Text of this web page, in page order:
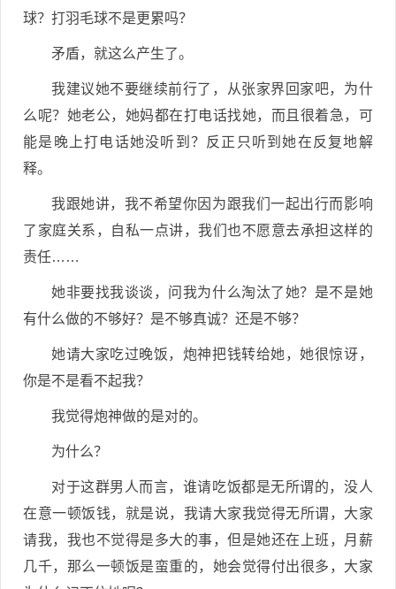
球？打羽毛球不是更累吗？
矛盾，就这么产生了。
我建议她不要继续前行了，从张家界回家吧，为什
么呢？她老公，她妈都在打电话找她，而且很着急，可
能是晚上打电话她没听到？反正只听到她在反复地解
释。
我跟她讲，我不希望你因为跟我们一起出行而影响
了家庭关系，自私一点讲，我们也不愿意去承担这样的
责任……
她非要找我谈谈，问我为什么淘汰了她？是不是她
有什么做的不够好？是不够真诚？还是不够？
她请大家吃过晚饭，炮神把钱转给她，她很惊讶，
你是不是看不起我？
我觉得炮神做的是对的。
为什么？
对于这群男人而言，谁请吃饭都是无所谓的，没人
在意一顿饭钱，就是说，我请大家我觉得无所谓，大家
请我，我也不觉得是多大的事，但是她还在上班，月薪
几千，那么一顿饭是蛮重的，她会觉得付出很多，大家